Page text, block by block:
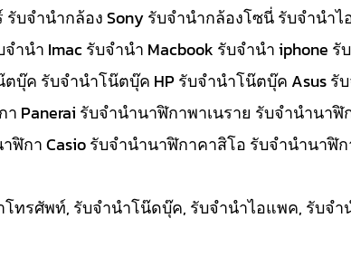
บจำนำกล้อง Sony รับจำนำกล้องโซนี่ รับจำนำ
นำ Imac รับจำนำ Macbook รับจำนำ iphone รั
ค รับจำนำโน๊ตบุ๊ค HP รับจำนำโน๊ตบุ๊ค Asus รั
Panerai รับจำนำนาฬิกาพาเนราย รับจำนำนาฬิ
กา Casio รับจำนำนาฬิกาคาสิโอ รับจำนำนาฬิก
ทรศัพท์, รับจำนำโน๊ดบุ๊ค, รับจำนำไอแพค, รับจำ